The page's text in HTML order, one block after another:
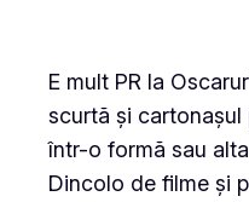
E mult PR la
scurtă și
într-o formă sau
Dincolo de filme și